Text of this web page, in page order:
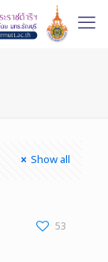
Show all
53